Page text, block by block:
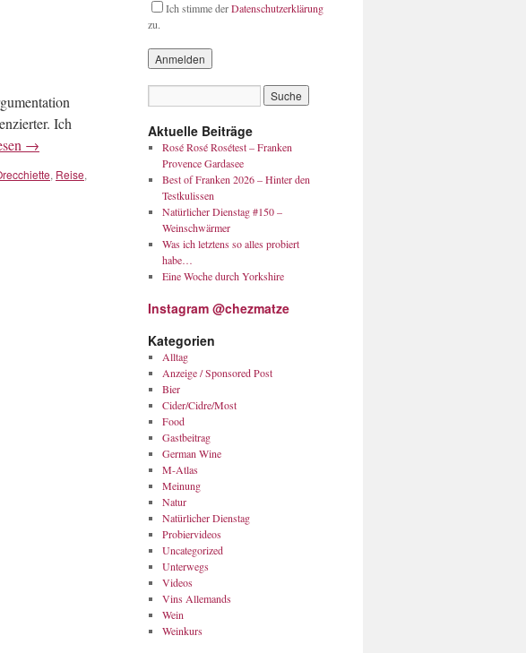
Ich
→
, Reise,
Ich stimme derDatenschutzerklärung
zu.
Aktuelle Beiträge
Rosé Rosé Rosétest – Franken
Provence Gardasee
Best of Franken 2026 – Hinter den
Testkulissen
Natürlicher Dienstag #150 –
Weinschwärmer
Was ich letztens so alles probiert
habe…
Eine Woche durch Yorkshire
Instagram @chezmatze
Kategorien
Alltag
Anzeige / Sponsored Post
Bier
Cider/Cidre/Most
Food
Gastbeitrag
German Wine
M-Atlas
Meinung
Natur
Natürlicher Dienstag
Probiervideos
Uncategorized
Unterwegs
Videos
Vins Allemands
Wein
Weinkurs